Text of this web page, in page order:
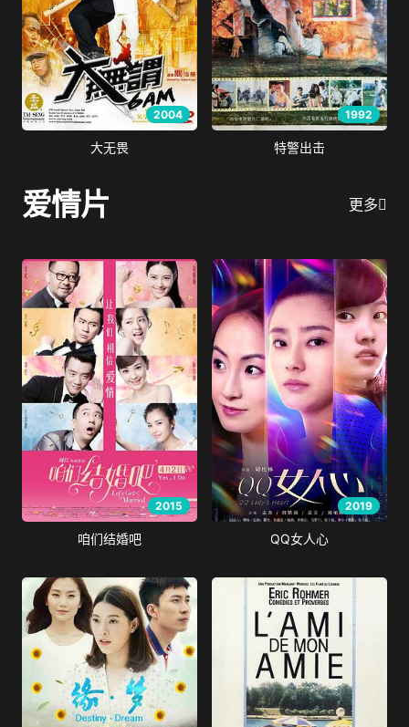
2004
大无畏
1992
特警出击
爱情片 更多
2015
咱们结婚吧
2019
QQ女人心